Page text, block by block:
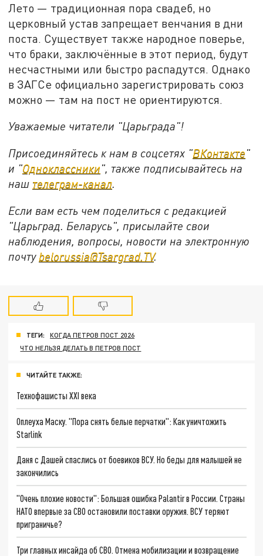
Лето — традиционная пора свадеб, но
церковный устав запрещает венчания в дни
поста. Существует также народное поверье,
что браки, заключённые в этот период, будут
несчастными или быстро распадутся. Однако
в ЗАГСе официально зарегистрировать союз
можно — там на пост не ориентируются.
Уважаемые читатели "Царьграда"!
Присоединяйтесь к нам в соцсетях "ВКонтакте"
и "Одноклассники", также подписывайтесь на
наш телеграм-канал.
Если вам есть чем поделиться с редакцией
"Царьград. Беларусь", присылайте свои
наблюдения, вопросы, новости на электронную
почту belorussia@Tsargrad.TV.
ТЕГИ:
КОГДА ПЕТРОВ ПОСТ 2026
ЧТО НЕЛЬЗЯ ДЕЛАТЬ В ПЕТРОВ ПОСТ
ЧИТАЙТЕ ТАКЖЕ:
Технофашисты XXI века
Оплеуха Маску. "Пора снять белые перчатки": Как уничтожить
Starlink
Даня с Дашей спаслись от боевиков ВСУ. Но беды для малышей не
закончились
"Очень плохие новости": Большая ошибка Palantir в России. Страны
НАТО впервые за СВО остановили поставки оружия. ВСУ теряют
приграничье?
Три главных инсайда об СВО. Отмена мобилизации и возвращение